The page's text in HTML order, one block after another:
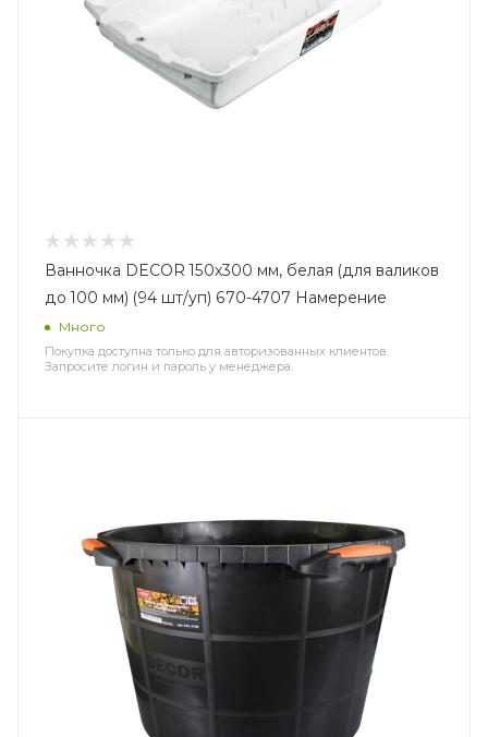
Ванночка DECOR 150х300 мм, белая (для валиков
до 100 мм) (94 шт/уп) 670-4707 Намерение
Много
Покупка доступна только для авторизованных клиентов.
Запросите логин и пароль у менеджера.